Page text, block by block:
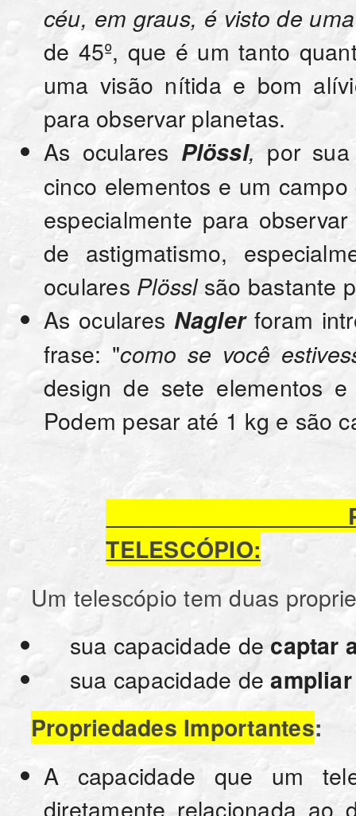
céu, em graus, é visto de
de 45º, que é um tanto
uma visão nítida e bom
para observar planetas.
As oculares Plössl, por
cinco elementos e um
especialmente para
de astigmatismo,
oculares Plösslsão bastante
As oculares Naglerforam
frase: "como se você
design de sete elementos
Podem pesar até 1 kg e são
PRINCIPAIS
TELESCÓPIO:
Um telescópio tem duas
sua capacidade de captar
sua capacidade de
Propriedades Importantes:
A capacidade que um
diretamente relacionada